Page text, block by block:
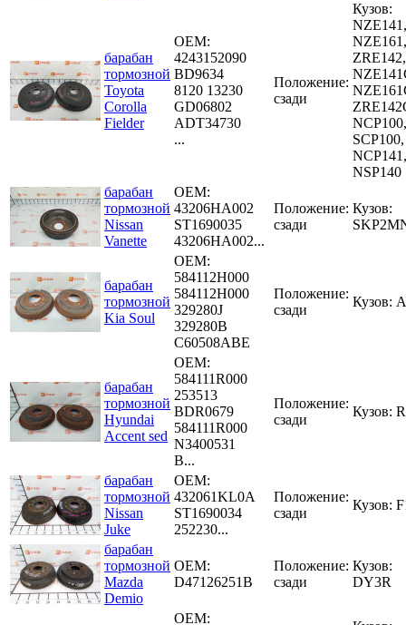
барабан
тормозной
Toyota
Corolla
Fielder
OEM:
4243152090
BD9634
8120 13230
GD06802
ADT34730
...
Положение:
сзади
Кузов:
NZE141,
NZE161,
ZRE142,
NCP100,
SCP100,
NCP141,
NSP140
барабан
тормозной
Nissan
Vanette
OEM:
43206HA002
ST1690035
43206HA002...
Положение:
сзади
Кузов:
барабан
тормозной
Kia Soul
OEM:
584112H000
584112H000
329280J
329280B
C60508ABE
Положение:
сзади
Кузов:
барабан
тормозной
Hyundai
Accent sed
OEM:
584111R000
253513
BDR0679
584111R000
N3400531
B...
Положение:
сзади
Кузов:
барабан
тормозной
Nissan
Juke
OEM:
432061KL0A
ST1690034
252230...
Положение:
сзади
Кузов:
барабан
тормозной
Mazda
Demio
OEM:
D47126251B
Положение:
сзади
Кузов:
DY3R
OEM: